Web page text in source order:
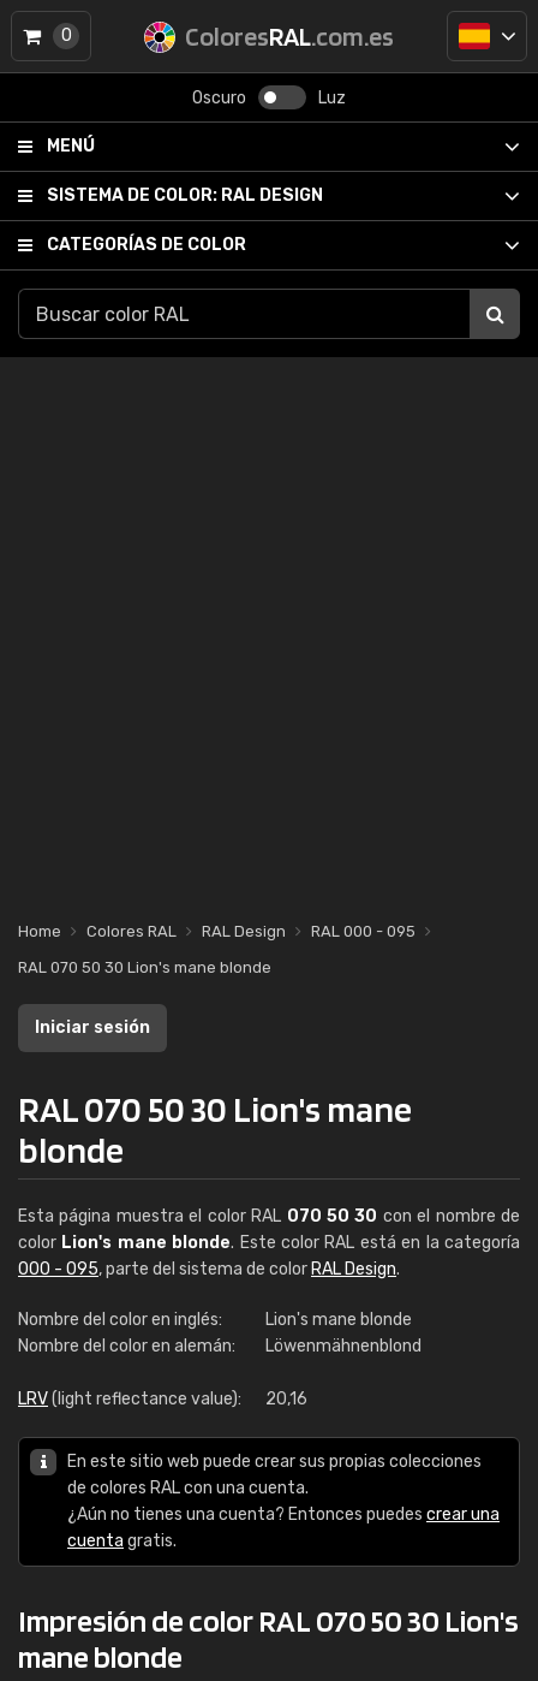
ColoresRAL.com.es
Oscuro Luz
MENÚ
SISTEMA DE COLOR: RAL DESIGN
CATEGORÍAS DE COLOR
0
Home Colores RAL RAL Design
RAL 000 - 095
RAL 070 50 30 Lion's mane blonde
Iniciar sesión
RAL 070 50 30 Lion's mane
blonde
Esta página muestra el color RAL 070 50 30 con el nombre de
color Lion's mane blonde. Este color RAL está en la categoría
000 - 095, parte del sistema de color RAL Design.
Nombre del color en inglés:
Lion's mane blonde
Nombre del color en alemán:
Löwenmähnenblond
LRV(light reflectance value): 20,16
En este sitio web puede crear sus propias colecciones
de colores RAL con una cuenta.
¿Aún no tienes una cuenta? Entonces puedes crear una
cuenta gratis.
Impresión de color RAL 070 50 30 Lion's
mane blonde